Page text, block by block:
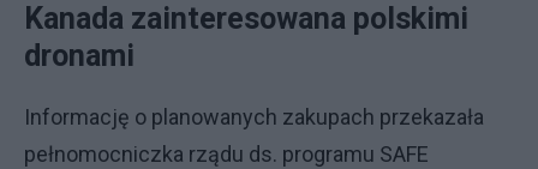
Kanada zainteresowana polskimi
dronami
Informację o planowanych zakupach przekazała
pełnomocniczka rządu ds. programu SAFE